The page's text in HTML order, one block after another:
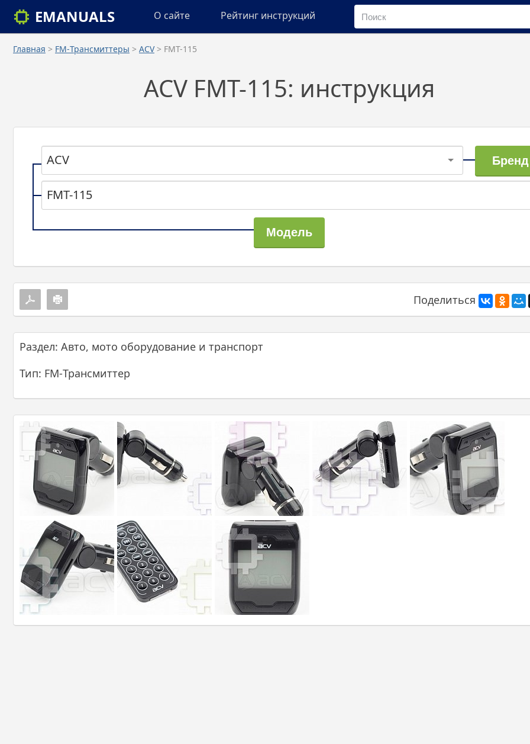
EMANUALS О сайте Рейтинг инструкций
Главная > FM-Трансмиттеры > ACV> FMT-115
ACV FMT-115: инструкция
ACV
FMT-115
Поделиться
Раздел: Авто, мото оборудование и транспорт
Тип: FM-Трансмиттер